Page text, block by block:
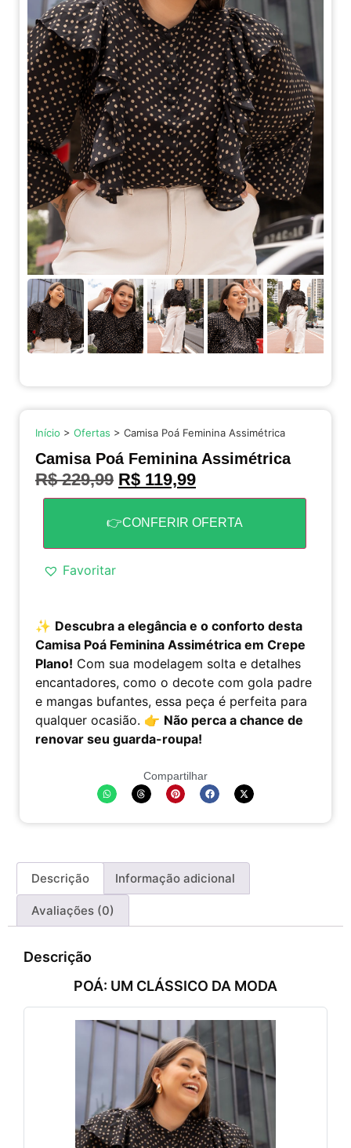
Início > Ofertas > Camisa Poá Feminina Assimétrica
Camisa Poá Feminina Assimétrica
R$229,99 R$ 119,99
👉CONFERIR OFERTA
Favoritar
✨ Descubra a elegância e o conforto desta
Camisa Poá Feminina Assimétrica em Crepe
Plano! Com sua modelagem solta e detalhes
encantadores, como o decote com gola padre
e mangas bufantes, essa peça é perfeita para
qualquer ocasião. 👉 Não perca a chance de
renovar seu guarda-roupa!
Compartilhar
Descrição Informação adicional
Avaliações (0)
Descrição
POÁ: UM CLÁSSICO DA MODA